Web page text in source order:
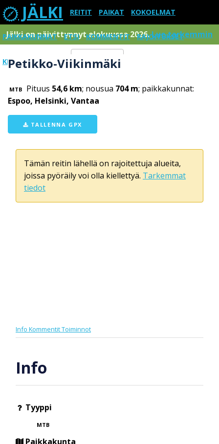
JÄLKI REITIT PAIKAT KOKOELMAT
PAIKKAKUNNAT ETSI KOMMENTIT RAJOITUKSET
KIRJAUDU SISÄÄN Menu
Jälki on päivittynnyt elokuussa 2026.Lue tarkemmin
Petikko-Viikinmäki
MTB Pituus 54,6 km; nousua 704 m; paikkakunnat:
Espoo, Helsinki, Vantaa
TALLENNA GPX
Tämän reitin lähellä on rajoitettuja alueita,
joissa pyöräily voi olla kiellettyä. Tarkemmat
tiedot
Info KommentitToiminnot
Info
Tyyppi
MTB
Paikkakunta